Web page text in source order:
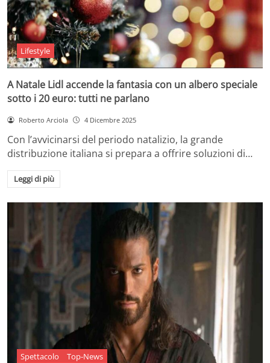
Lifestyle
A Natale Lidl accende la fantasia con un albero speciale
sotto i 20 euro: tutti ne parlano
Roberto Arciola 4 Dicembre 2025
Con l’avvicinarsi del periodo natalizio, la grande
distribuzione italiana si prepara a offrire soluzioni di…
Leggi di più
Spettacolo Top-News